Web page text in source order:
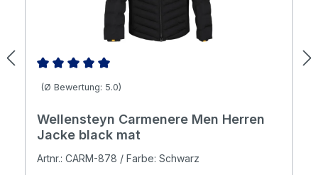
Durchschnittliche Bewertung von 5 von 5 Sternen
(Ø Bewertung: 5.0)
Wellensteyn Carmenere Men Herren
Jacke black mat
Artnr.: CARM-878 / Farbe: Schwarz